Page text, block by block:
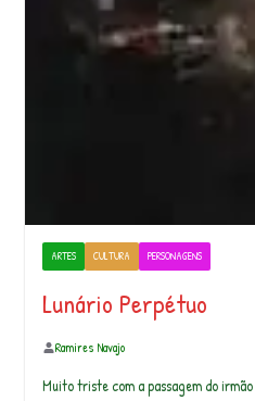
ARTES CULTURA PERSONAGENS
Lunário Perpétuo
Ramires Navajo
Muito triste com a passagem do